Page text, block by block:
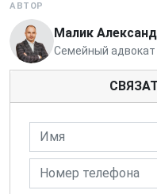
АВТОР
Малик
Семейный адвокат
Имя
Номер телефона